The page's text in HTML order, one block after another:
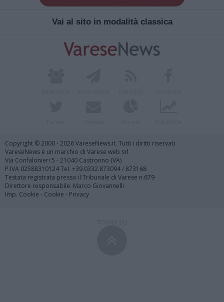
Vai al sito in modalità classica
Copyright © 2000 - 2026 VareseNews.it. Tutti i diritti riservati
VareseNews è un marchio di Varese web srl
Via Confalonieri 5 - 21040 Castronno (VA)
P.IVA 02588310124 Tel. +39.0332.873094 / 873168
Testata registrata presso il Tribunale di Varese n.679
Direttore responsabile: Marco Giovannelli
Imp. Cookie - Cookie - Privacy